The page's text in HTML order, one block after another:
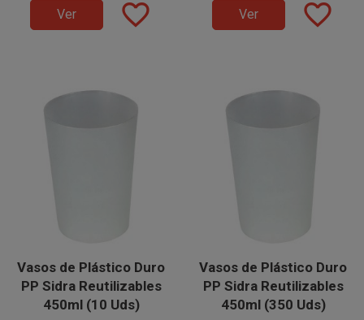
Plástico inyectado son ideales
para cubatas, cervezas,
mojitos, combinados, etc.
Disponible a la venta en
paquetes de 10 unidades.
Ver favorite_border
mojitos, combinados, etc.
de 200 unidades, distribuidas
en 20 paquetes de 10 Uds.
Ver favorite_border
Vasos de Plástico Duro
PP Sidra Reutilizables
450ml (10 Uds)
Vasos de Plástico Duro
PP Sidra Reutilizables
450ml (350 Uds)